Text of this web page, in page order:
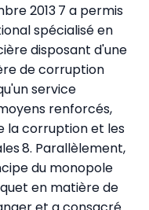
2013 7 a permis
spécialisé en
disposant d'une
de corruption
service
renforcés,
la corruption et les
8. Parallèlement,
du monopole
en matière de